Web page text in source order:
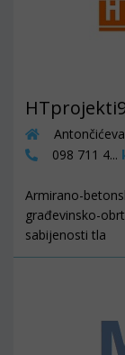
098 711 4...
Armirano-
građevinsko-
sabijenosti tla